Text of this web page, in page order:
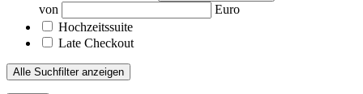
von
Euro
Hochzeitssuite
Late Checkout
Alle Suchfilter anzeigen